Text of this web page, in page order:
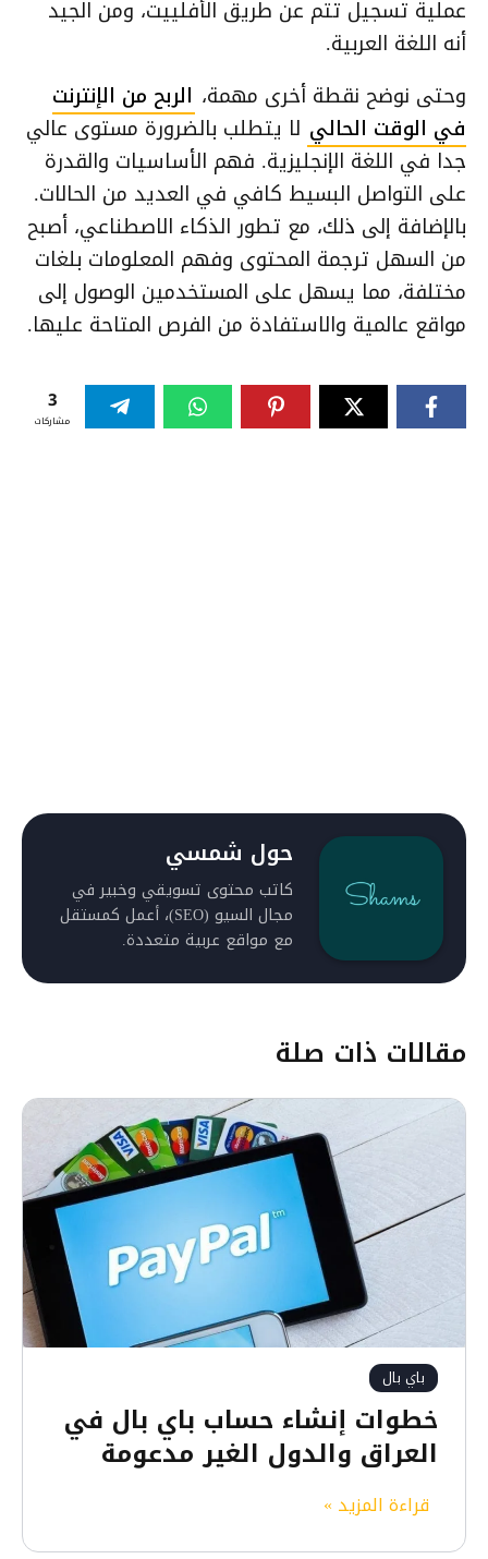
عملية تسجيل تتم عن طريق الأفلييت، ومن الجيد
أنه اللغة العربية.
وحتى نوضح نقطة أخرى مهمة، الربح من الإنترنت
في الوقت الحالي لا يتطلب بالضرورة مستوى عالي
جدا في اللغة الإنجليزية. فهم الأساسيات والقدرة
على التواصل البسيط كافي في العديد من الحالات.
بالإضافة إلى ذلك، مع تطور الذكاء الاصطناعي، أصبح
من السهل ترجمة المحتوى وفهم المعلومات بلغات
مختلفة، مما يسهل على المستخدمين الوصول إلى
مواقع عالمية والاستفادة من الفرص المتاحة عليها.
3
مشاركات
حول شمسي
كاتب محتوى تسويقي وخبير في
مجال السيو (SEO)، أعمل كمستقل
مع مواقع عربية متعددة.
مقالات ذات صلة
باي بال
خطوات إنشاء حساب باي بال في
العراق والدول الغير مدعومة
قراءة المزيد »